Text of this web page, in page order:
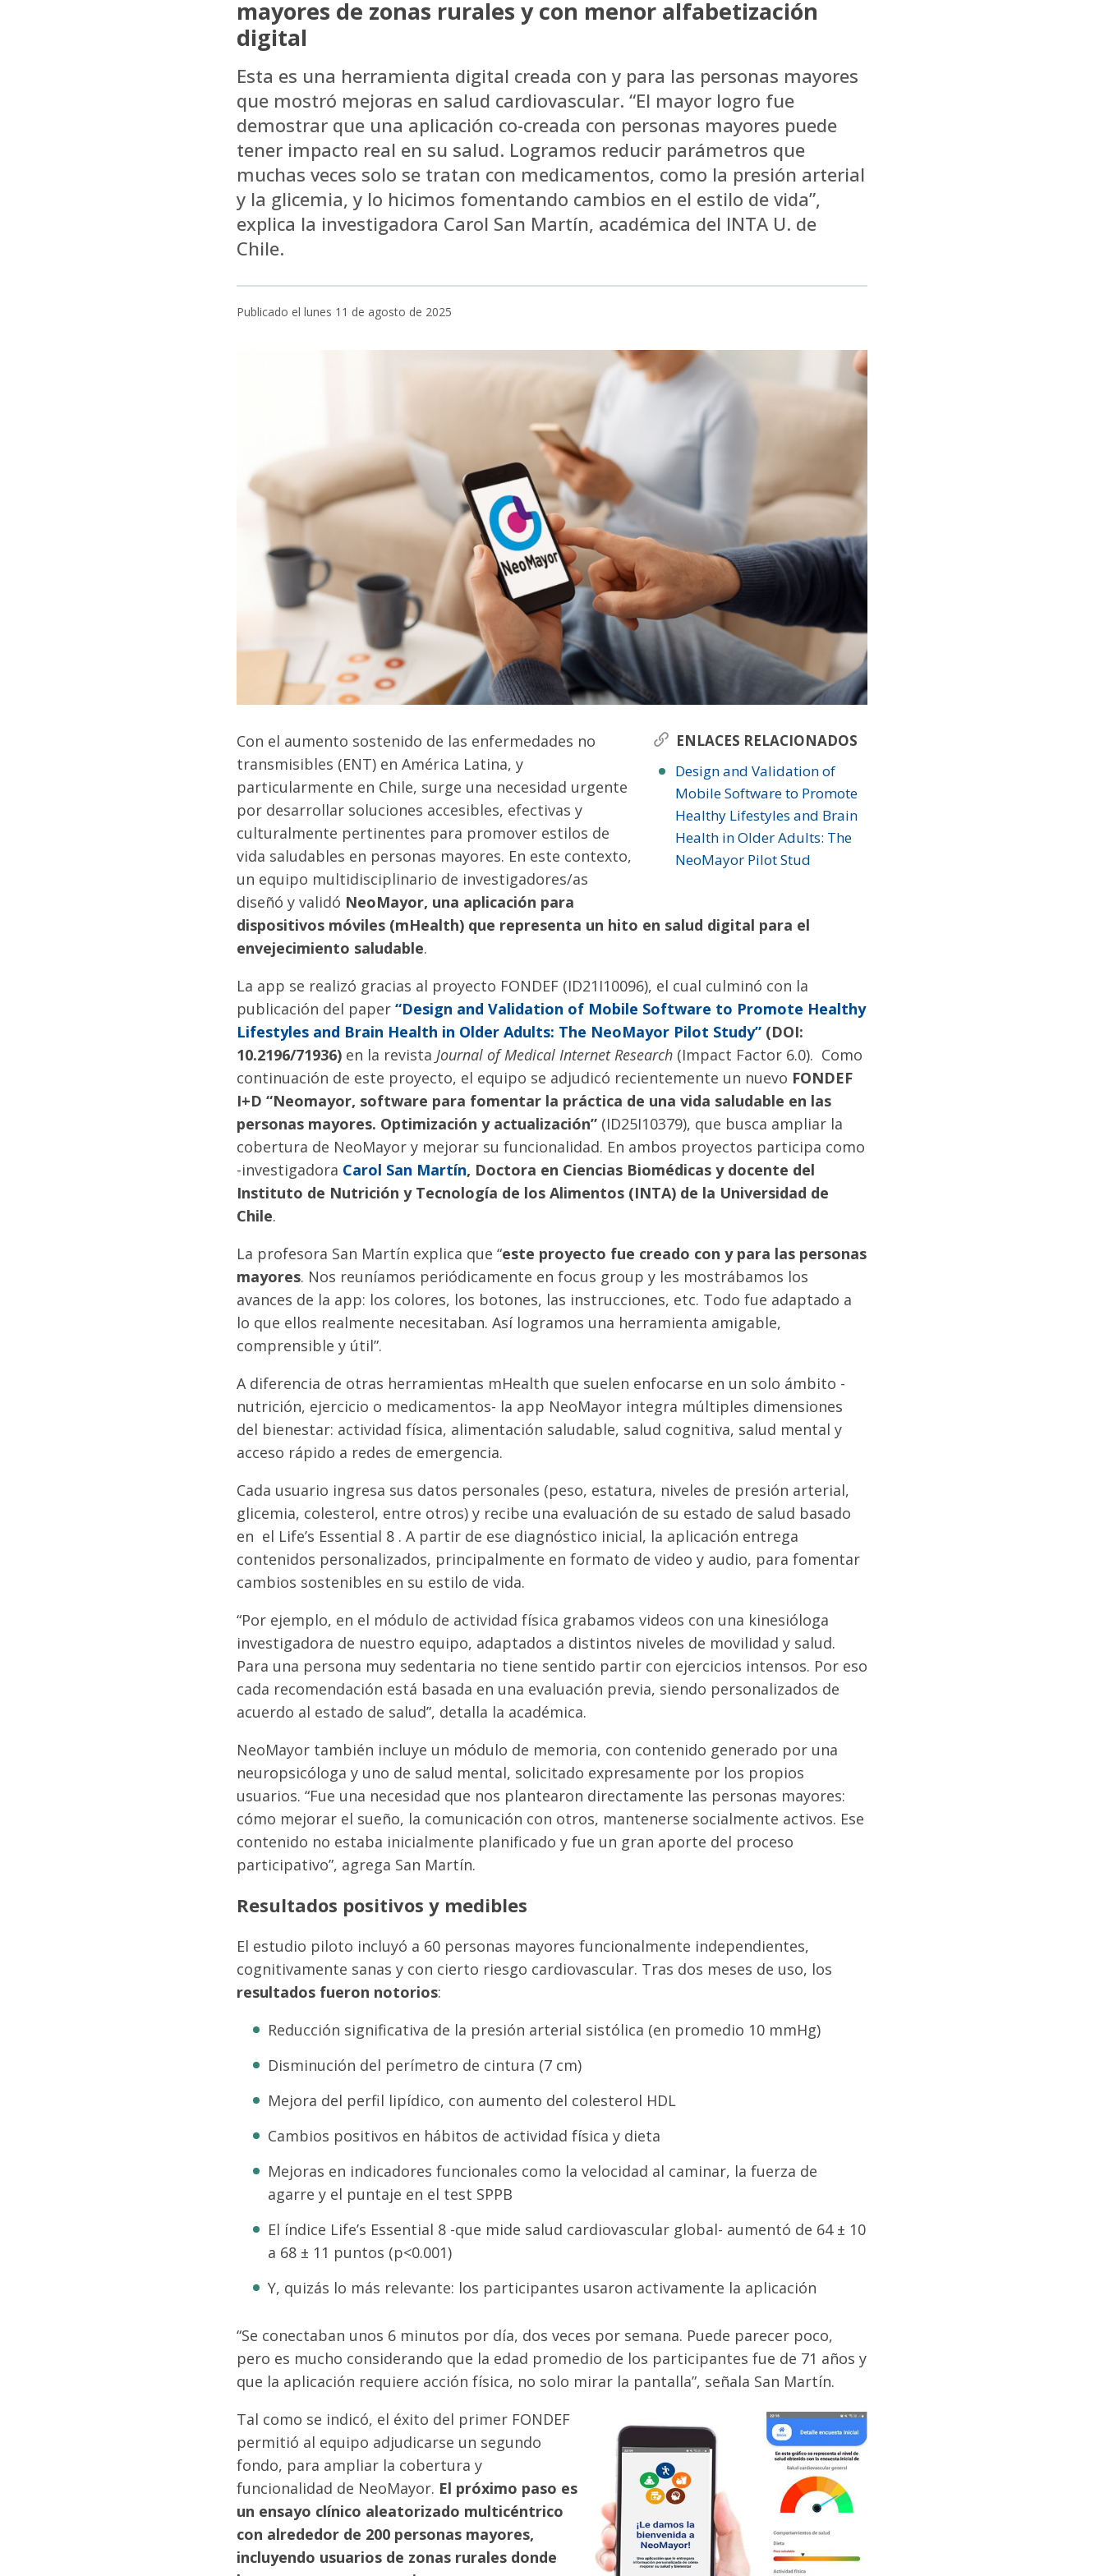
mayores de zonas rurales y con menor alfabetización
digital
Esta es una herramienta digital creada con y para las personas mayores
que mostró mejoras en salud cardiovascular. “El mayor logro fue
demostrar que una aplicación co-creada con personas mayores puede
tener impacto real en su salud. Logramos reducir parámetros que
muchas veces solo se tratan con medicamentos, como la presión arterial
y la glicemia, y lo hicimos fomentando cambios en el estilo de vida”,
explica la investigadora Carol San Martín, académica del INTA U. de
Chile.
Publicado el lunes 11 de agosto de 2025
ENLACES RELACIONADOS
Design and Validation of
Mobile Software to Promote
Healthy Lifestyles and Brain
Health in Older Adults: The
NeoMayor Pilot Stud
Con el aumento sostenido de las enfermedades no
transmisibles (ENT) en América Latina, y
particularmente en Chile, surge una necesidad urgente
por desarrollar soluciones accesibles, efectivas y
culturalmente pertinentes para promover estilos de
vida saludables en personas mayores. En este contexto,
un equipo multidisciplinario de investigadores/as
diseñó y validó NeoMayor, una aplicación para
dispositivos móviles (mHealth) que representa un hito en salud digital para el
envejecimiento saludable.
La app se realizó gracias al proyecto FONDEF (ID21I10096), el cual culminó con la
publicación del paper “Design and Validation of Mobile Software to Promote Healthy
Lifestyles and Brain Health in Older Adults: The NeoMayor Pilot Study” (DOI:
10.2196/71936) en la revista Journal of Medical Internet Research (Impact Factor 6.0). Como
continuación de este proyecto, el equipo se adjudicó recientemente un nuevo FONDEF
I+D “Neomayor, software para fomentar la práctica de una vida saludable en las
personas mayores. Optimización y actualización” (ID25I10379), que busca ampliar la
cobertura de NeoMayor y mejorar su funcionalidad. En ambos proyectos participa como
-investigadora Carol San Martín, Doctora en Ciencias Biomédicas y docente del
Instituto de Nutrición y Tecnología de los Alimentos (INTA) de la Universidad de
Chile.
La profesora San Martín explica que “este proyecto fue creado con y para las personas
mayores. Nos reuníamos periódicamente en focus group y les mostrábamos los
avances de la app: los colores, los botones, las instrucciones, etc. Todo fue adaptado a
lo que ellos realmente necesitaban. Así logramos una herramienta amigable,
comprensible y útil”.
A diferencia de otras herramientas mHealth que suelen enfocarse en un solo ámbito -
nutrición, ejercicio o medicamentos- la app NeoMayor integra múltiples dimensiones
del bienestar: actividad física, alimentación saludable, salud cognitiva, salud mental y
acceso rápido a redes de emergencia.
Cada usuario ingresa sus datos personales (peso, estatura, niveles de presión arterial,
glicemia, colesterol, entre otros) y recibe una evaluación de su estado de salud basado
en el Life’s Essential 8 . A partir de ese diagnóstico inicial, la aplicación entrega
contenidos personalizados, principalmente en formato de video y audio, para fomentar
cambios sostenibles en su estilo de vida.
“Por ejemplo, en el módulo de actividad física grabamos videos con una kinesióloga
investigadora de nuestro equipo, adaptados a distintos niveles de movilidad y salud.
Para una persona muy sedentaria no tiene sentido partir con ejercicios intensos. Por eso
cada recomendación está basada en una evaluación previa, siendo personalizados de
acuerdo al estado de salud”, detalla la académica.
NeoMayor también incluye un módulo de memoria, con contenido generado por una
neuropsicóloga y uno de salud mental, solicitado expresamente por los propios
usuarios. “Fue una necesidad que nos plantearon directamente las personas mayores:
cómo mejorar el sueño, la comunicación con otros, mantenerse socialmente activos. Ese
contenido no estaba inicialmente planificado y fue un gran aporte del proceso
participativo”, agrega San Martín.
Resultados positivos y medibles
El estudio piloto incluyó a 60 personas mayores funcionalmente independientes,
cognitivamente sanas y con cierto riesgo cardiovascular. Tras dos meses de uso, los
resultados fueron notorios:
Reducción significativa de la presión arterial sistólica (en promedio 10 mmHg)
Disminución del perímetro de cintura (7 cm)
Mejora del perfil lipídico, con aumento del colesterol HDL
Cambios positivos en hábitos de actividad física y dieta
Mejoras en indicadores funcionales como la velocidad al caminar, la fuerza de
agarre y el puntaje en el test SPPB
El índice Life’s Essential 8 -que mide salud cardiovascular global- aumentó de 64 ± 10
a 68 ± 11 puntos (p<0.001)
Y, quizás lo más relevante: los participantes usaron activamente la aplicación
“Se conectaban unos 6 minutos por día, dos veces por semana. Puede parecer poco,
pero es mucho considerando que la edad promedio de los participantes fue de 71 años y
que la aplicación requiere acción física, no solo mirar la pantalla”, señala San Martín.
Tal como se indicó, el éxito del primer FONDEF
permitió al equipo adjudicarse un segundo
fondo, para ampliar la cobertura y
funcionalidad de NeoMayor. El próximo paso es
un ensayo clínico aleatorizado multicéntrico
con alrededor de 200 personas mayores,
incluyendo usuarios de zonas rurales donde